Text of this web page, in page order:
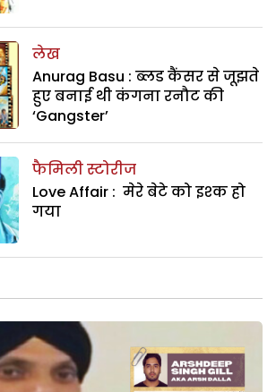
लेख
Anurag Basu : ब्‍लड कैंसर से जूझते
हुए बनाई थी कंगना रनौट की
‘Gangster’
फैमिली स्टोरीज
Love Affair : मेरे बेटे को इश्‍क हो
गया